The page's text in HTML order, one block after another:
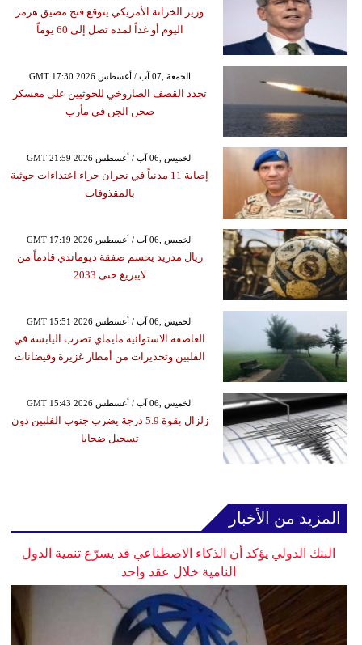
وزير الخزانة الأمريكي يتوقع فتح مضيق هرمز
اليوم أو غداً لمدة تصل إلى 60 يوماً
GMT 17:30 2026 الجمعة ,07 آب / أغسطس
تجدد القصف الصاروخي للحوثيين على معسكر
صحن الجن في مأرب
GMT 21:59 2026 الخميس ,06 آب / أغسطس
إصابة 11 مدنياً في نجران جراء اعتداءات حوثية
بالمقذوفات
GMT 17:19 2026 الخميس ,06 آب / أغسطس
ريال مدريد يحسم صفقة ديوماندي قادماً من
لايبزيغ حتى 2033
GMT 15:51 2026 الخميس ,06 آب / أغسطس
العاصفة الاستوائية مايماي تضرب اليابسة في
الفلبين وتحذيرات من أمطار غزيرة وفيضانات
GMT 15:43 2026 الخميس ,06 آب / أغسطس
زلزال بقوة 5.9 درجة يضرب جنوب الفلبين دون
تسجيل ضحايا
المزيد من الأخبار
البنك الدولي يؤكد أن الذكاء الاصطناعي قد يسرّع تنمية الدول
النامية خلال عقد واحد